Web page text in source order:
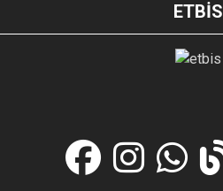
ETBİS